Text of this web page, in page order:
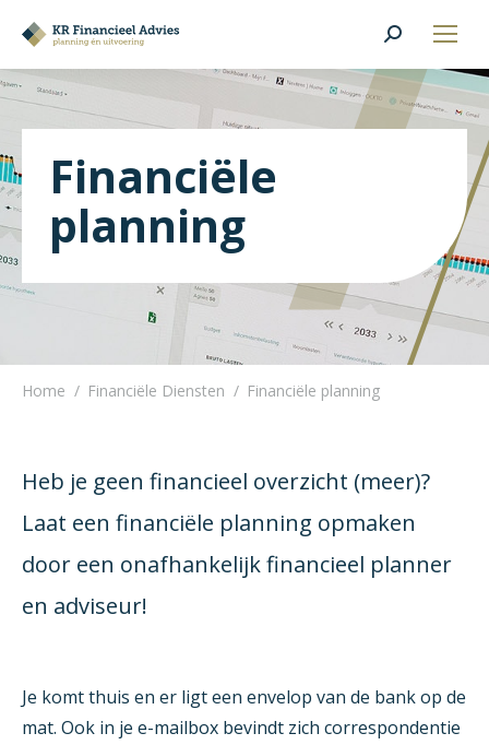
Search:
Financiële
planning
Je bent hier:
Home Financiële Diensten Financiële planning
Heb je geen financieel overzicht (meer)?
Laat een financiële planning opmaken
door een onafhankelijk financieel planner
en adviseur!
Je komt thuis en er ligt een envelop van de bank op de
mat. Ook in je e-mailbox bevindt zich correspondentie